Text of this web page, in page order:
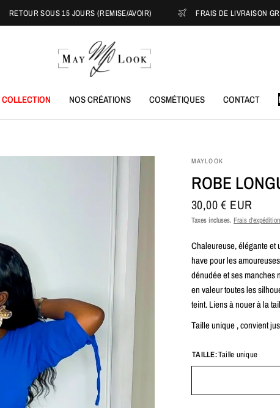
SOUS 15 JOURS (REMISE/AVOIR) FRAIS DE LIVRAISON GRATUIT
NOS CRÉATIONS COSMÉTIQUES CONTACT
MAYLOOK
ROBE
30,00 € EUR
Taxes incluses. Frais d'expédition
Chaleureuse, élégante et
have pour les
dénudée et ses manches
en valeur toutes les
teint. Liens à nouer à la
Taille unique , convient
TAILLE:Taille unique